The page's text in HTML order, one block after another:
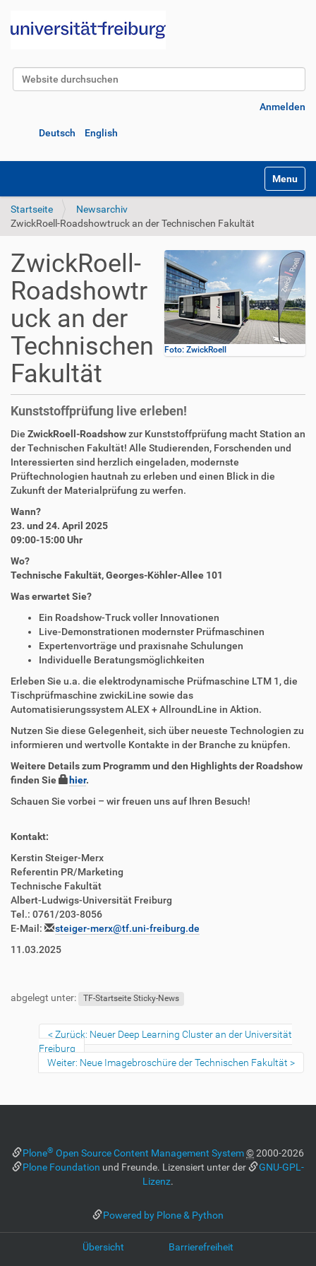
Website durchsuchen
Anmelden
Deutsch English
Startseite
Newsarchiv
ZwickRoell-Roadshowtruck an der Technischen Fakultät
Foto: ZwickRoell
ZwickRoell-
Roadshowtr
uck an der
Technischen
Fakultät
Kunststoffprüfung live erleben!
Die ZwickRoell-Roadshowzur Kunststoffprüfung macht Station an
der Technischen Fakultät! Alle Studierenden, Forschenden und
Interessierten sind herzlich eingeladen, modernste
Prüftechnologien hautnah zu erleben und einen Blick in die
Zukunft der Materialprüfung zu werfen.
Wann?
23. und 24. April 2025
09:00-15:00 Uhr
Wo?
Technische Fakultät, Georges-Köhler-Allee 101
Was erwartet Sie?
Ein Roadshow-Truck voller Innovationen
Live-Demonstrationen modernster Prüfmaschinen
Expertenvorträge und praxisnahe Schulungen
Individuelle Beratungsmöglichkeiten
Erleben Sie u.a. die elektrodynamische Prüfmaschine LTM 1, die
Tischprüfmaschine zwickiLine sowie das
Automatisierungssystem ALEX + AllroundLine in Aktion.
Nutzen Sie diese Gelegenheit, sich über neueste Technologien zu
informieren und wertvolle Kontakte in der Branche zu knüpfen.
Weitere Details zum Programm und den Highlights der Roadshow
finden Sie
hier.
Schauen Sie vorbei – wir freuen uns auf Ihren Besuch!
Kontakt:
Kerstin Steiger-Merx
Referentin PR/Marketing
Technische Fakultät
Albert-Ludwigs-Universität Freiburg
Tel.: 0761/203-8056
E-Mail:
steiger-merx@tf.uni-freiburg.de
11.03.2025
abgelegt unter: TF-Startseite Sticky-News
Zurück: Neuer Deep Learning Cluster an der Universität
Freiburg
Weiter: Neue Imagebroschüre der Technischen Fakultät
Plone® Open Source Content Management System©2000-2026
Plone Foundation und Freunde. Lizensiert unter der
GNU-GPL-
Lizenz.
Powered by Plone & Python
Übersicht Barrierefreiheit